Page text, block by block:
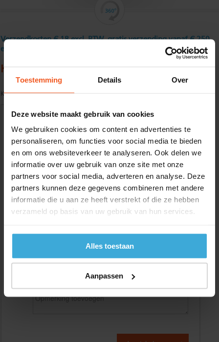
Toestemming Details Over
Deze website maakt gebruik van cookies
We gebruiken cookies om content en advertenties te
personaliseren, om functies voor social media te bieden
en om ons websiteverkeer te analyseren. Ook delen we
informatie over uw gebruik van onze site met onze
partners voor social media, adverteren en analyse. Deze
partners kunnen deze gegevens combineren met andere
informatie die u aan ze heeft verstrekt of die ze hebben
verzameld op basis van uw gebruik van hun services.
Alles toestaan
Aanpassen
Verzendkosten € 18 excl. BTW, gratis verzending vanaf € 250
excl. BTW
HEA 200
Kwaliteit: S235JR volgens EN10025
Gewenste
lengtemaat in
(max. 2000 mm)
+/- 2 mm lengtetolerantie
Materiaalkosten
Alle bedragen zijn excl. 21% BTW